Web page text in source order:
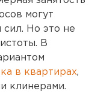
могут
Но это не
В
в квартирах,
клинерами.